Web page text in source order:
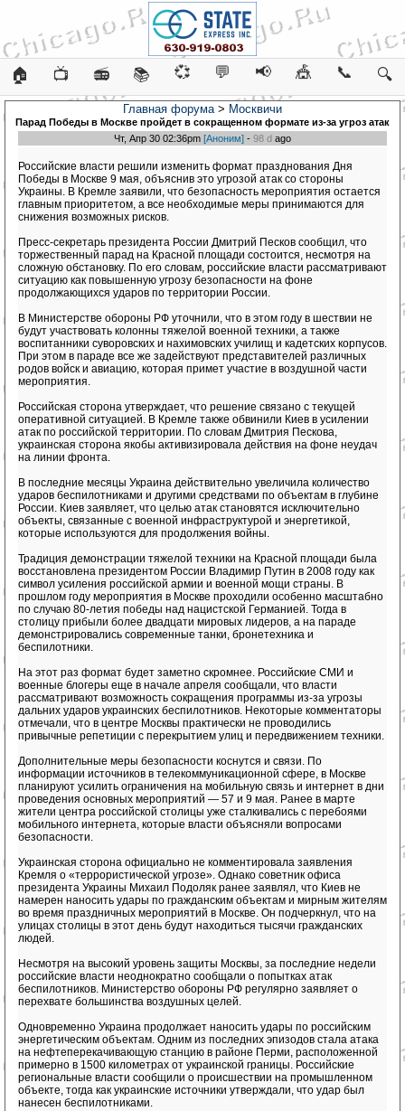
🏠 📺 📻 📚 💞 💬 📢 🎪 📞 🔍
Главная форума> Москвичи
Парад Победы в Москве пройдет в сокращенном формате из-за угроз атак
Чт, Апр 30 02:36pm [Аноним] - 98 d ago
Российские власти решили изменить формат празднования Дня
Победы в Москве 9 мая, объяснив это угрозой атак со стороны
Украины. В Кремле заявили, что безопасность мероприятия остается
главным приоритетом, а все необходимые меры принимаются для
снижения возможных рисков.
Пресс-секретарь президента России Дмитрий Песков сообщил, что
торжественный парад на Красной площади состоится, несмотря на
сложную обстановку. По его словам, российские власти рассматривают
ситуацию как повышенную угрозу безопасности на фоне
продолжающихся ударов по территории России.
В Министерстве обороны РФ уточнили, что в этом году в шествии не
будут участвовать колонны тяжелой военной техники, а также
воспитанники суворовских и нахимовских училищ и кадетских корпусов.
При этом в параде все же задействуют представителей различных
родов войск и авиацию, которая примет участие в воздушной части
мероприятия.
Российская сторона утверждает, что решение связано с текущей
оперативной ситуацией. В Кремле также обвинили Киев в усилении
атак по российской территории. По словам Дмитрия Пескова,
украинская сторона якобы активизировала действия на фоне неудач
на линии фронта.
В последние месяцы Украина действительно увеличила количество
ударов беспилотниками и другими средствами по объектам в глубине
России. Киев заявляет, что целью атак становятся исключительно
объекты, связанные с военной инфраструктурой и энергетикой,
которые используются для продолжения войны.
Традиция демонстрации тяжелой техники на Красной площади была
восстановлена президентом России Владимир Путин в 2008 году как
символ усиления российской армии и военной мощи страны. В
прошлом году мероприятия в Москве проходили особенно масштабно
по случаю 80-летия победы над нацистской Германией. Тогда в
столицу прибыли более двадцати мировых лидеров, а на параде
демонстрировались современные танки, бронетехника и
беспилотники.
На этот раз формат будет заметно скромнее. Российские СМИ и
военные блогеры еще в начале апреля сообщали, что власти
рассматривают возможность сокращения программы из-за угрозы
дальних ударов украинских беспилотников. Некоторые комментаторы
отмечали, что в центре Москвы практически не проводились
привычные репетиции с перекрытием улиц и передвижением техники.
Дополнительные меры безопасности коснутся и связи. По
информации источников в телекоммуникационной сфере, в Москве
планируют усилить ограничения на мобильную связь и интернет в дни
проведения основных мероприятий — 57 и 9 мая. Ранее в марте
жители центра российской столицы уже сталкивались с перебоями
мобильного интернета, которые власти объясняли вопросами
безопасности.
Украинская сторона официально не комментировала заявления
Кремля о «террористической угрозе». Однако советник офиса
президента Украины Михаил Подоляк ранее заявлял, что Киев не
намерен наносить удары по гражданским объектам и мирным жителям
во время праздничных мероприятий в Москве. Он подчеркнул, что на
улицах столицы в этот день будут находиться тысячи гражданских
людей.
Несмотря на высокий уровень защиты Москвы, за последние недели
российские власти неоднократно сообщали о попытках атак
беспилотников. Министерство обороны РФ регулярно заявляет о
перехвате большинства воздушных целей.
Одновременно Украина продолжает наносить удары по российским
энергетическим объектам. Одним из последних эпизодов стала атака
на нефтеперекачивающую станцию в районе Перми, расположенной
примерно в 1500 километрах от украинской границы. Российские
региональные власти сообщили о происшествии на промышленном
объекте, тогда как украинские источники утверждали, что удар был
нанесен беспилотниками.